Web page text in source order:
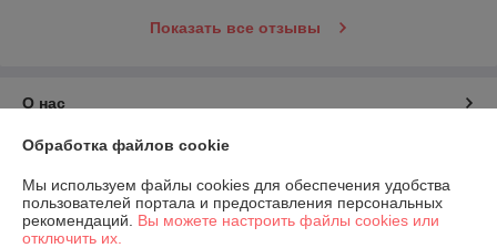
Показать все отзывы
О нас
Контакты
Доставка и оплата
Обработка файлов cookie
Мы используем файлы cookies для обеспечения удобства
пользователей портала и предоставления персональных
рекомендаций. Вы можете настроить файлы cookies или
отключить их.